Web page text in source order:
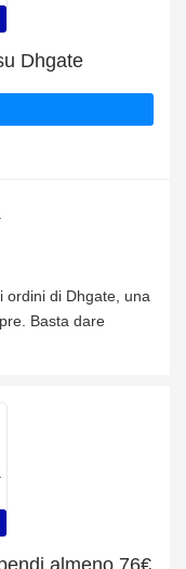
Dhgate
ordini di Dhgate, una
Basta dare
almeno 76€